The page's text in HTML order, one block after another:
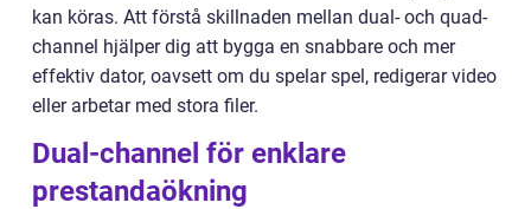
kan köras. Att förstå skillnaden mellan dual- och quad-
channel hjälper dig att bygga en snabbare och mer
effektiv dator, oavsett om du spelar spel, redigerar video
eller arbetar med stora filer.
Dual-channel för enklare
prestandaökning